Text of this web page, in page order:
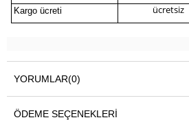
Kargo ücreti
ücretsiz
YORUMLAR(0)
ÖDEME SEÇENEKLERI